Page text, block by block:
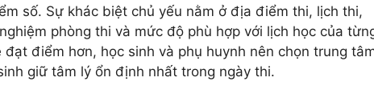
số. Sự khác biệt chủ yếu nằm ở địa điểm thi, lịch thi,
phòng thi và mức độ phù hợp với lịch học của
điểm hơn, học sinh và phụ huynh nên chọn trung
giữ tâm lý ổn định nhất trong ngày thi.